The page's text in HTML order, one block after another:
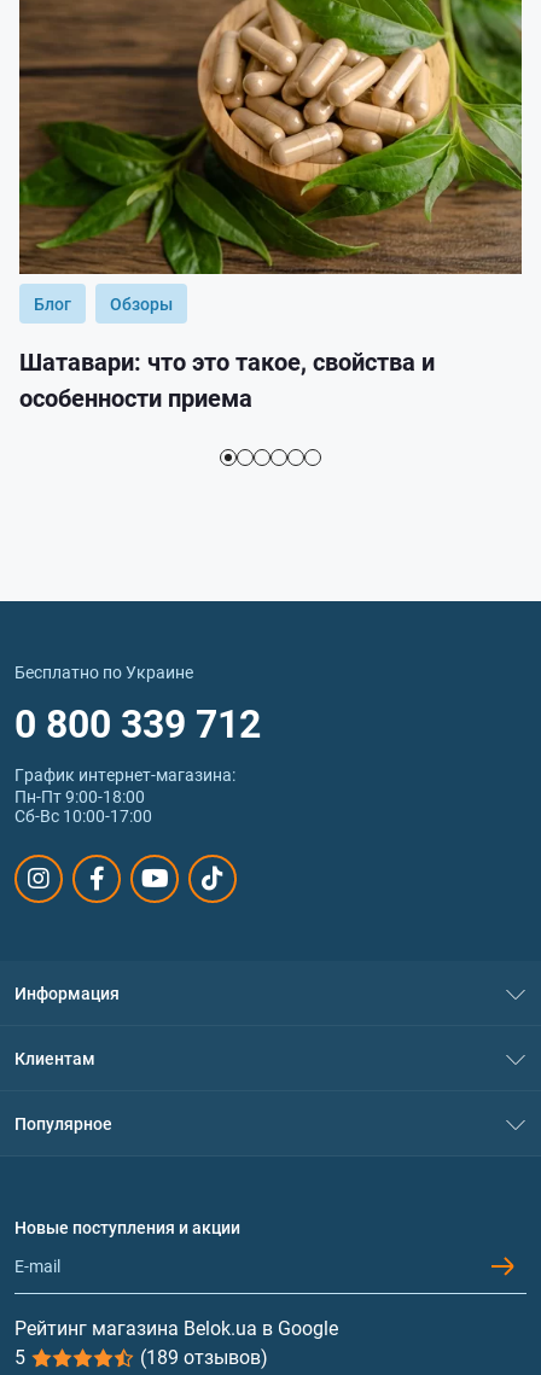
Блог Обзоры
Шатавари: что это такое, свойства и
особенности приема
Бесплатно по Украине
0 800 339 712
График интернет‑магазина:
Пн-Пт 9:00-18:00
Сб-Вс 10:00-17:00
Информация
Политика конфиденциальности
Обмен и возврат
Клиентам
Популярное
Протеин
Гейнеры
Витамины и минералы
Рыбий жир, жирные кислоты
Новые поступления и акции
Рейтинг магазина Belok.ua в Google
5
(189 отзывов)